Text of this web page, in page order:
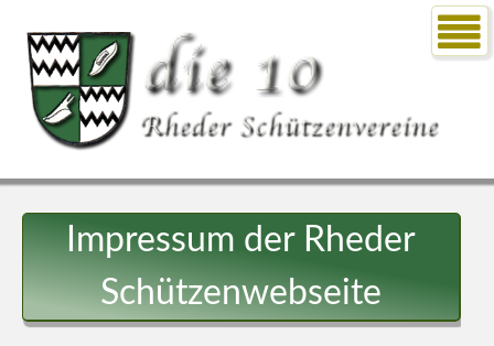
Impressum der Rheder
Schützenwebseite